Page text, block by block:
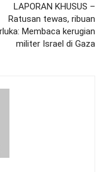
LAPORAN KHUSUS –
Ratusan tewas, ribuan
Membaca kerugian
militer Israel di Gaza